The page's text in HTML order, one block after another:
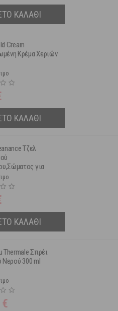
ΚΑΛΑΘΙ
Cream
Κρέμα Χεριών
ΚΑΛΑΘΙ
Τζελ
για
με
ml
ΚΑΛΑΘΙ
Thermale Σπρέι
Νερού 300 ml
€